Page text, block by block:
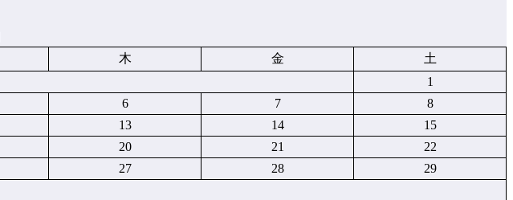
木 金
土
1
6 7
8
13 14
15
20 21
22
27 28
29